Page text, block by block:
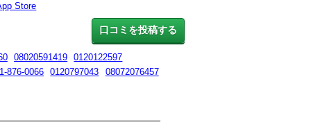
口コミを投稿する
Store
08020591419
0120122597
876-0066 0120797043
08072076457